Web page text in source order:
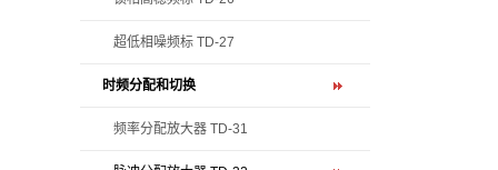
超低相噪频标 TD-27
时频分配和切换
频率分配放大器 TD-31